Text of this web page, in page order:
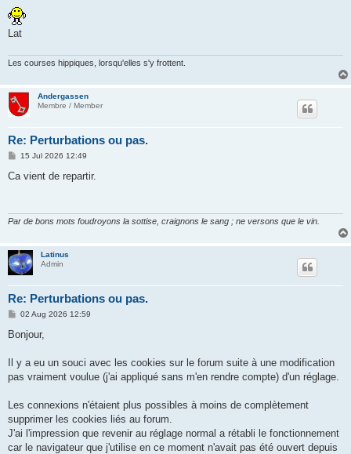
Lat
Les courses hippiques, lorsqu'elles s'y frottent.
Andergassen
Membre / Member
Re: Perturbations ou pas.
P
s
15 Jul 2026 12:49
Ca vient de repartir.
Par de bons mots foudroyons la sottise, craignons le sang ; ne versons que le vin.
Latinus
Admin
Re: Perturbations ou pas.
P
s
02 Aug 2026 12:59
Bonjour,
Il y a eu un souci avec les cookies sur le forum suite à une modification
pas vraiment voulue (j'ai appliqué sans m'en rendre compte) d'un réglage.
Les connexions n'étaient plus possibles à moins de complètement
supprimer les cookies liés au forum.
J'ai l'impression que revenir au réglage normal a rétabli le fonctionnement
car le navigateur que j'utilise en ce moment n'avait pas été ouvert depuis